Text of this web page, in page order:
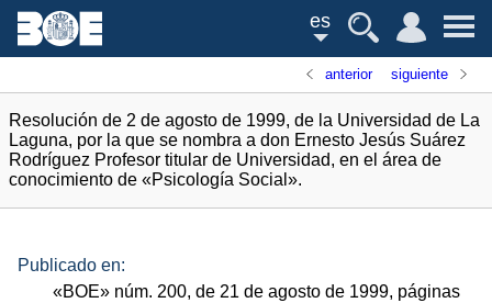
es
anterior siguiente
Resolución de 2 de agosto de 1999, de la Universidad de La
Laguna, por la que se nombra a don Ernesto Jesús Suárez
Rodríguez Profesor titular de Universidad, en el área de
conocimiento de «Psicología Social».
Publicado en:
«BOE» núm. 200, de 21 de agosto de 1999, páginas